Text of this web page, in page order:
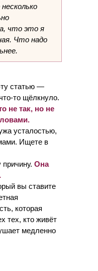
статью —
то щёлкнуло.
не так, но не
усталостью,
Ищете в
Она
вы ставите
которая
тех, кто живёт
медленно
что это я
Что надо